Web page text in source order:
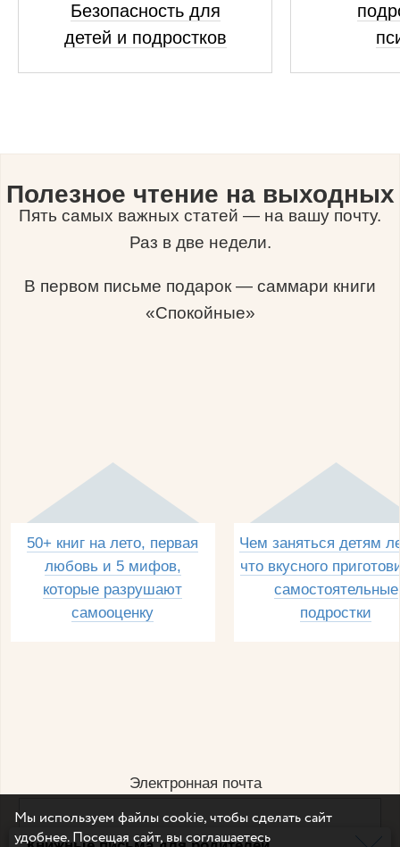
Безопасность для
детей и подростков
Полезное чтение на выходных
Пять самых важных статей — на вашу почту.
Раз в две недели.
В первом письме подарок — саммари книги
«Спокойные»
50+ книг на лето, первая
любовь и 5 мифов,
которые разрушают
самооценку
Чем заняться детям
что вкусного
самостоятельные
подростки
Электронная почта
Мы используем файлы cookie, чтобы сделать сайт
удобнее. Посещая сайт, вы соглашаетесь